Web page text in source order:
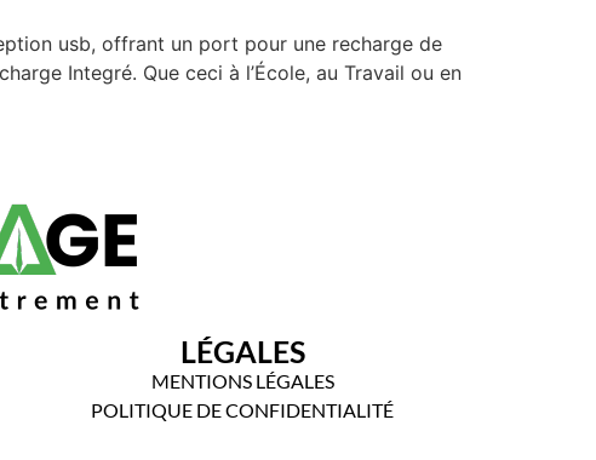
usb, offrant un port pour une recharge de
Integré. Que ceci à l’École, au Travail ou en
LÉGALES
MENTIONS LÉGALES
POLITIQUE DE CONFIDENTIALITÉ